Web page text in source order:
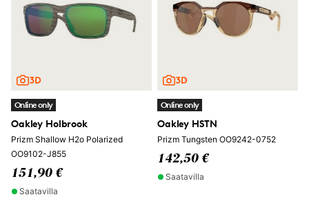
Online only
Oakley Holbrook
Prizm Shallow H2o Polarized
OO9102-J855
151,90 €
Saatavilla
Online only
Oakley HSTN
Prizm Tungsten OO9242-0752
142,50 €
Saatavilla